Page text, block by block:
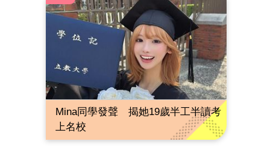
Mina同學發聲 揭她19歲半工半讀考
上名校